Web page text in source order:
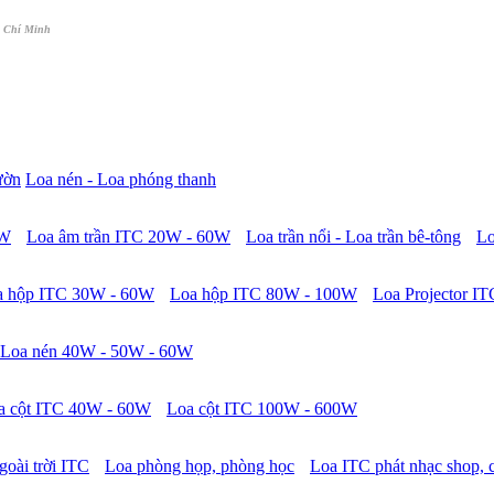
Chí Minh
Loa nén - Loa phóng thanh
Loa âm trần ITC 20W - 60W Loa trần nổi - Loa trần bê-tông
hộp ITC 30W - 60W Loa hộp ITC 80W - 100W Loa Projector
Loa nén 40W - 50W - 60W
cột ITC 40W - 60W Loa cột ITC 100W - 600W
trời ITC Loa phòng họp, phòng học Loa ITC phát nhạc shop,